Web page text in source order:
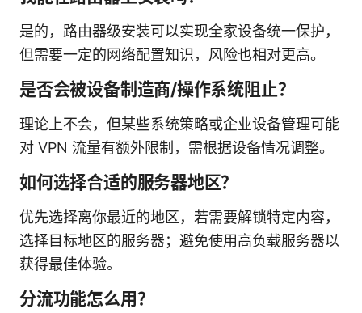
是的，路由器级安装可以实现全家设备统一保护，
但需要一定的网络配置知识，风险也相对更高。
是否会被设备制造商/操作系统阻止？
理论上不会，但某些系统策略或企业设备管理可能
对 VPN 流量有额外限制，需根据设备情况调整。
如何选择合适的服务器地区？
优先选择离你最近的地区，若需要解锁特定内容，
选择目标地区的服务器；避免使用高负载服务器以
获得最佳体验。
分流功能怎么用？